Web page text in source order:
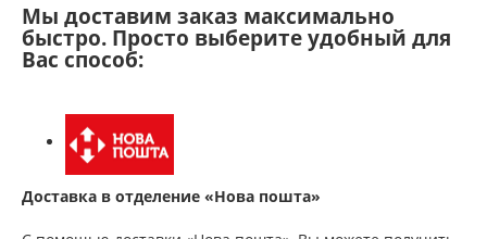
Мы доставим заказ максимально
быстро. Просто выберите удобный для
Вас способ:
Доставка в отделение «Нова пошта»